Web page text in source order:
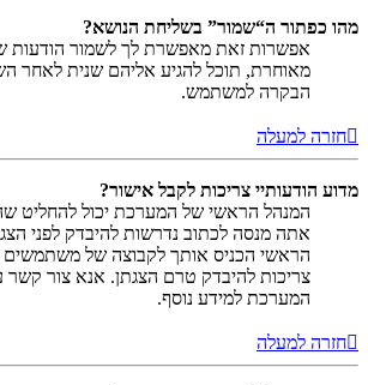
מהו כפתור ה“שמור” בשליחת הנושא?
אפשרות זאת מאפשרת לך לשמור הודעות
מאוחרת, תוכל להגיע אליהם שנית לאחר
הבקרה למשתמש.
חזרה למעלה
מדוע הודעותיי צריכות לקבל אישור?
המנהל הראשי של המערכת יכול להחליט
אתה מנסה לכתוב נדרשות להיבדק לפני
הראשי הכניס אותך לקבוצה של
צריכות להיבדק טרם הצגתן. אנא צור
המערכת למידע נוסף.
חזרה למעלה